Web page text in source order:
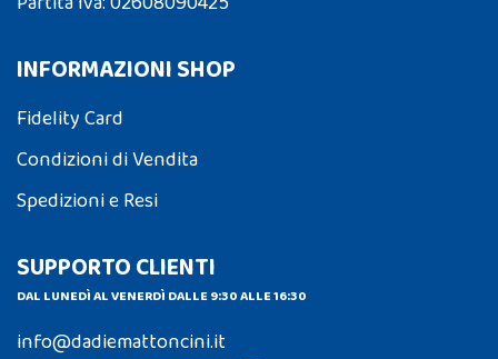
INFORMAZIONI SHOP
Fidelity Card
Condizioni di Vendita
Spedizioni e Resi
SUPPORTO CLIENTI
DAL LUNEDÌ AL VENERDÌ DALLE 9:30 ALLE 16:30
info@dadiemattoncini.it